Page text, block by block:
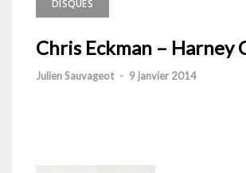
DISQUES
Chris Eckman – Harney
Julien Sauvageot - 9 janvier 2014